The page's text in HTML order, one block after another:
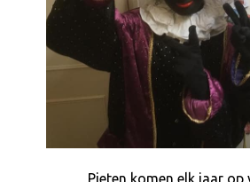
Pieten komen elk jaar op